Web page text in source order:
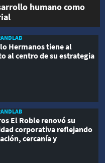
humano como
Hermanos tiene al
al centro de su estrategia
El Roble renovó su
corporativa reflejando
cercanía y